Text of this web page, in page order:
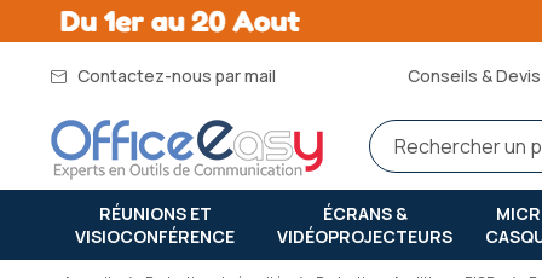
Contactez-nous par mail Conseils &
RÉUNIONS ET
VISIOCONFÉRENCE
ÉCRANS &
VIDÉOPROJECTEURS